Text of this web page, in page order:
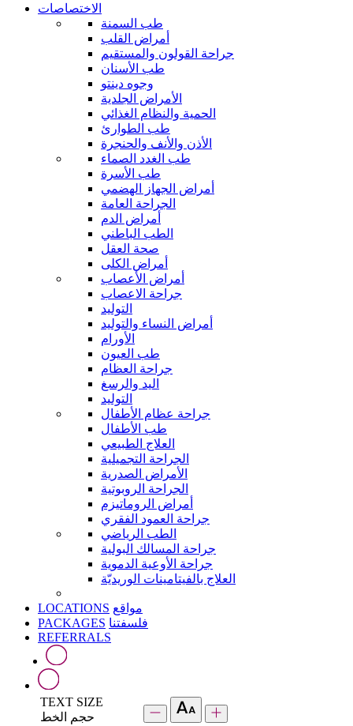
الاختصاصات
طب السمنة
أمراض القلب
جراحة القولون والمستقيم
طب الأسنان
وجوه دينتو
الأمراض الجلدية
الحمية والنظام الغذائي
طب الطوارئ
الأذن والأنف والحنجرة
طب الغدد الصماء
طب الأسرة
أمراض الجهاز الهضمي
الجراحة العامة
أمراض الدم
الطب الباطني
صحة العقل
أمراض الكلى
أمراض الأعصاب
جراحة الاعصاب
التوليد
أمراض النساء والتوليد
الأورام
طب العيون
جراحة العظام
اليد والرسغ
التوليد
جراحة عظام الأطفال
طب الأطفال
العلاج الطبيعي
الجراحة التجميلية
الأمراض الصدرية
الجراحة الروبوتية
أمراض الروماتيزم
جراحة العمود الفقري
الطب الرياضي
جراحة المسالك البولية
جراحة الأوعية الدموية
العلاج بالفيتامينات الوريديّة
LOCATIONS مواقع
PACKAGES فلسفتنا
REFERRALS
TEXT SIZE
حجم الخط